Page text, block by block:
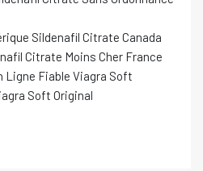
Sildenafil Citrate Canada
Citrate Moins Cher France
Ligne Fiable Viagra Soft
Soft Original